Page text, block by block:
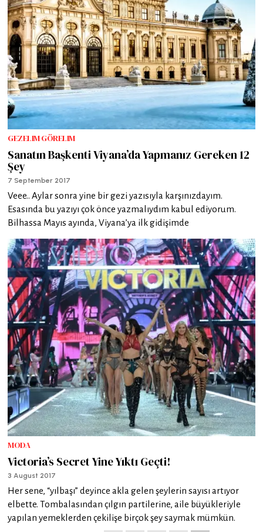
GEZELIM GÖRELIM
Sanatın Başkenti Viyana’da Yapmanız Gereken 12
Şey
7 September 2017
Veee.. Aylar sonra yine bir gezi yazısıyla karşınızdayım.
Esasında bu yazıyı çok önce yazmalıydım kabul ediyorum.
Bilhassa Mayıs ayında, Viyana’ya ilk gidişimde
MODA
Victoria’s Secret Yine Yıktı Geçti!
3 August 2017
Her sene, “yılbaşı” deyince akla gelen şeylerin sayısı artıyor
elbette. Tombalasından çılgın partilerine, aile büyükleriyle
yapılan yemeklerden çekilişe birçok şey saymak mümkün.